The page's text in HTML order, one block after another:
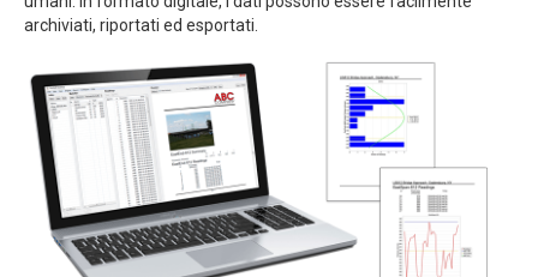
archiviati, riportati ed esportati.